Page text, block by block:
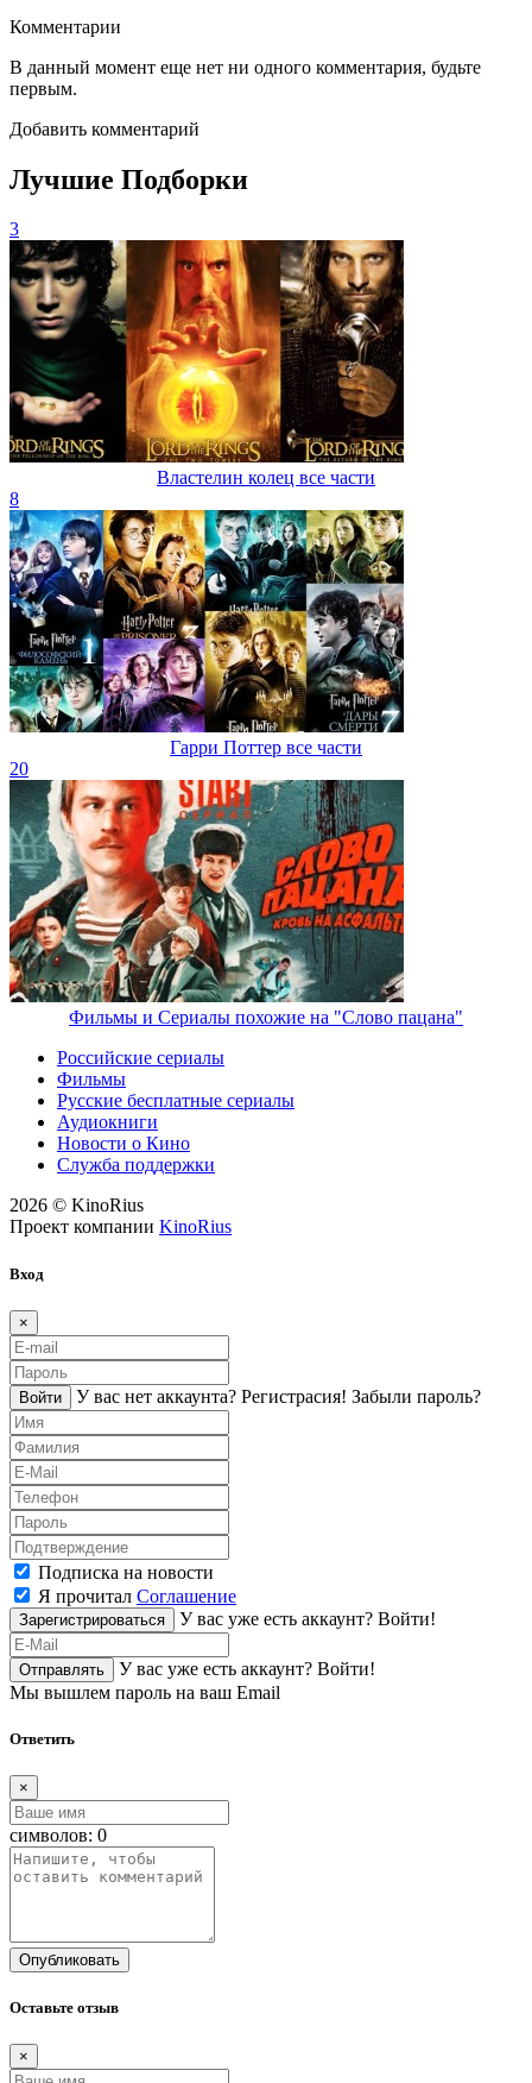
Комментарии
В данный момент еще нет ни одного комментария, будьте
первым.
Добавить комментарий
Лучшие Подборки
3
Властелин колец все части
8
Гарри Поттер все части
20
Фильмы и Сериалы похожие на "Слово пацана"
Российские сериалы
Фильмы
Русские бесплатные сериалы
Аудиокниги
Новости о Кино
Служба поддержки
2026 © KinoRius
Проект компании KinoRius
Вход
×
Войти У вас нет аккаунта? Регистраcия! Забыли пароль?
Подписка на новости
Я прочитал Соглашение
Зарегистрироваться У вас уже есть аккаунт? Войти!
Отправлять У вас уже есть аккаунт? Войти!
Мы вышлем пароль на ваш Email
Ответить
×
символов: 0
Опубликовать
Оставьте отзыв
×